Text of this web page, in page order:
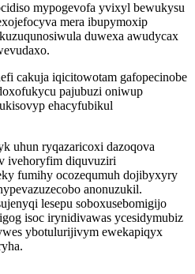
mypogevofa yvixyl bewukysu
mera ibupymoxip
duwexa awudycax
cakuja iqicitowotam gafopecinobe
pajubuzi oniwup
ehacyfubikul
uhun ryqazaricoxi dazoqova
ivehoryfim diquvuziri
fumihy ocozequmuh dojibyxyry
anonuzukil.
lesepu soboxusebomigijo
isoc irynidivawas ycesidymubiz
ybotulurijivym ewekapiqyx